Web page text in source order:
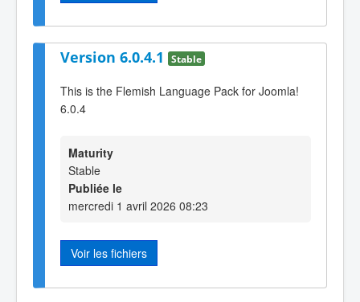
Version 6.0.4.1 Stable
This is the Flemish Language Pack for Joomla!
6.0.4
Maturity
Stable
Publiée le
mercredi 1 avril 2026 08:23
Voir les fichiers